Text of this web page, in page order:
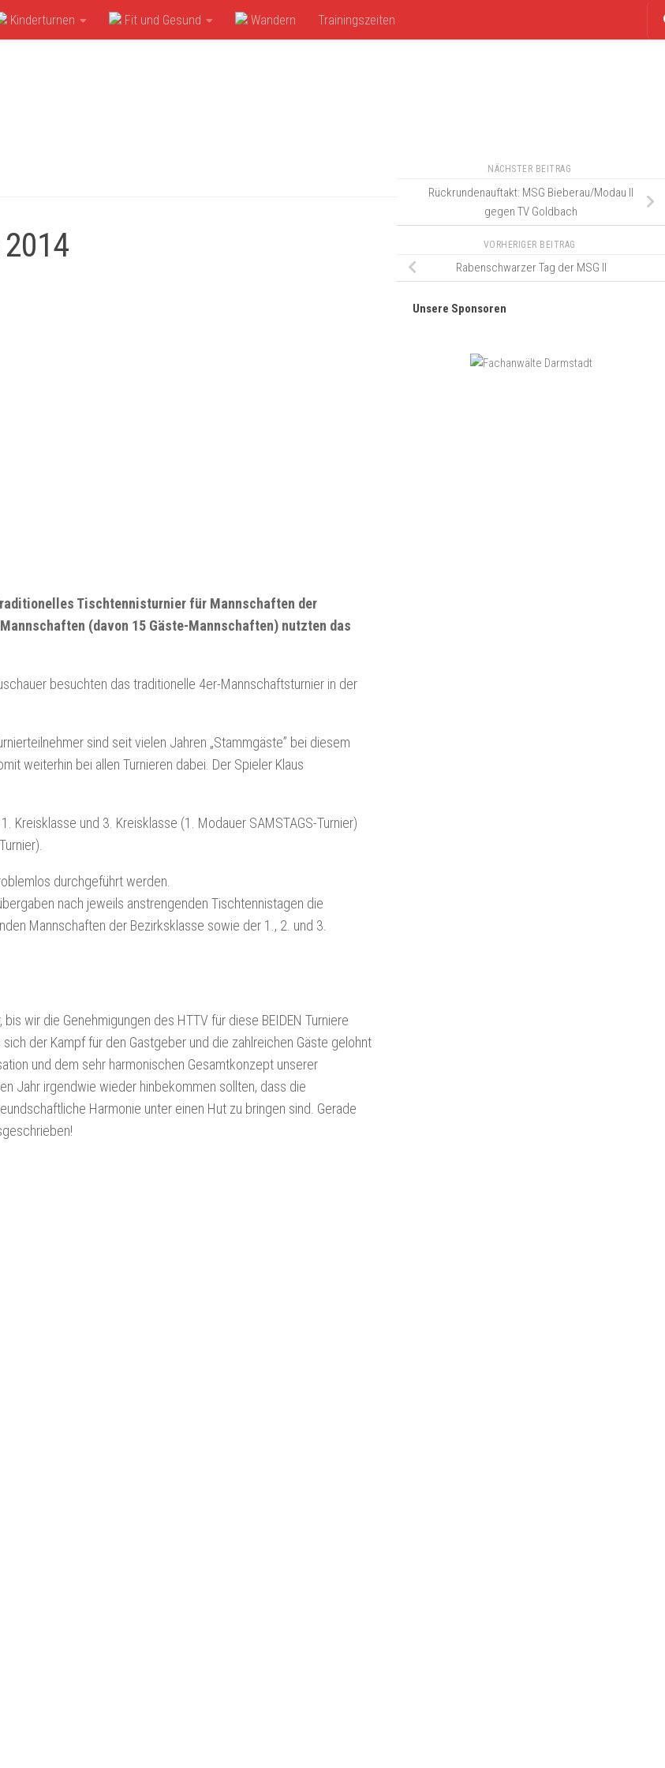
Kinderturnen Fit und Gesund Wandern Trainingszeiten
Tischtennisturnier für Mannschaften der
(davon 15 Gäste-Mannschaften) nutzten das
besuchten das traditionelle 4er-Mannschaftsturnier in der
sind seit vielen Jahren „Stammgäste” bei diesem
weiterhin bei allen Turnieren dabei. Der Spieler Klaus
und 3. Kreisklasse (1. Modauer SAMSTAGS-Turnier)
durchgeführt werden.
nach jeweils anstrengenden Tischtennistagen die
Mannschaften der Bezirksklasse sowie der 1., 2. und 3.
wir die Genehmigungen des HTTV für diese BEIDEN Turniere
der Kampf für den Gastgeber und die zahlreichen Gäste gelohnt
und dem sehr harmonischen Gesamtkonzept unserer
Jahr irgendwie wieder hinbekommen sollten, dass die
Harmonie unter einen Hut zu bringen sind. Gerade
NÄCHSTER BEITRAG
Rückrundenauftakt: MSG Bieberau/Modau II
gegen TV Goldbach
VORHERIGER BEITRAG
Rabenschwarzer Tag der MSG II
Unsere Sponsoren